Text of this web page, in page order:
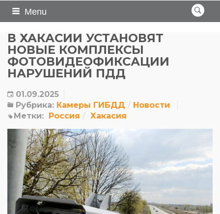
Menu
В ХАКАСИИ УСТАНОВЯТ
НОВЫЕ КОМПЛЕКСЫ
ФОТОВИДЕОФИКСАЦИИ
НАРУШЕНИЙ ПДД
01.09.2025
Рубрика: Камеры ГИБДД
Новости
Метки: Россия Хакасия